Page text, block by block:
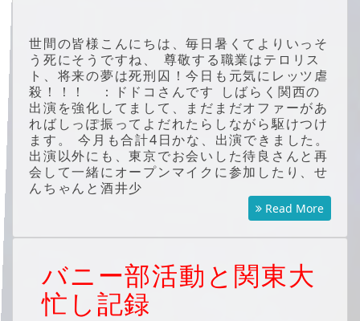
世間の皆様こんにちは、毎日暑くてよりいっそ
う死にそうですね、 尊敬する職業はテロリス
ト、将来の夢は死刑囚！今日も元気にレッツ虐
殺！！！ ：ドドコさんです しばらく関西の
出演を強化してまして、まだまだオファーがあ
ればしっぽ振ってよだれたらしながら駆けつけ
ます。 今月も合計4日かな、出演できました。
出演以外にも、東京でお会いした待良さんと再
会して一緒にオープンマイクに参加したり、せ
んちゃんと酒井少
Read More
バニー部活動と関東大
忙し記録